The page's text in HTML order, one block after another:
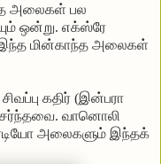
அலைகள் பல
ஒன்று. எக்ஸ்ரே
மின்காந்த அலைகள்
சிவப்பு கதிர் (இன்பரா
. வானொலி
அலைகளும் இந்தக்